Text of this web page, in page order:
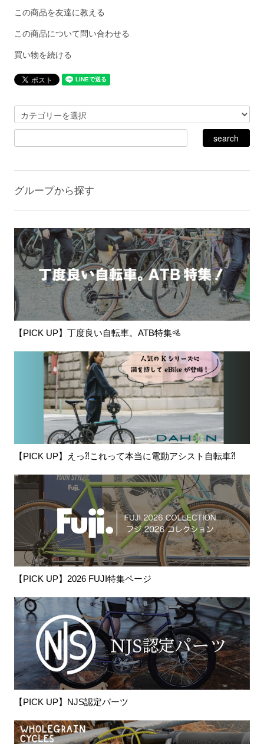
この商品を友達に教える
この商品について問い合わせる
買い物を続ける
グループから探す
【PICK UP】丁度良い自転車。ATB特集🚵
【PICK UP】えっ⁈これって本当に電動アシスト自転車⁈
【PICK UP】2026 FUJI特集ページ
【PICK UP】NJS認定パーツ